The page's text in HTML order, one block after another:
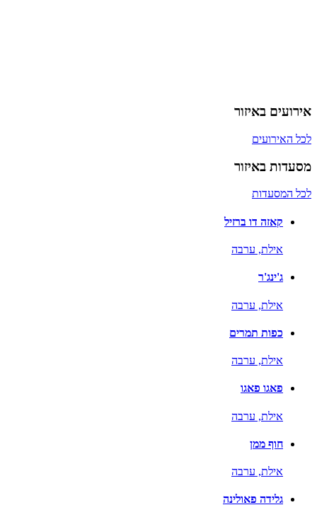
אירועים באיזור
לכל האירועים
מסעדות באיזור
לכל המסעדות
קאזה דו ברזיל
אילת, ערבה
ג'ינג'ר
אילת, ערבה
כפות תמרים
אילת, ערבה
פאגו פאגו
אילת, ערבה
חוף ממן
אילת, ערבה
גלידה פאולינה